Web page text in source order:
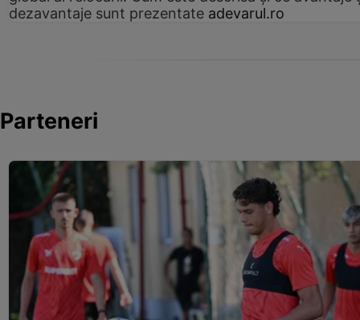
dezavantaje sunt prezentate adevarul.ro
Parteneri